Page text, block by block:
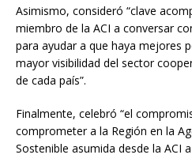
Asimismo, consideró “clave
miembro de la ACI a conversar
para ayudar a que haya mejores
mayor visibilidad del sector
de cada país”.
Finalmente, celebró “el
comprometer a la Región en la
Sostenible asumida desde la ACI